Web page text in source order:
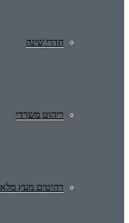
חדרי שינה
ריהוט משרדי
רהיטים מעץ מלא